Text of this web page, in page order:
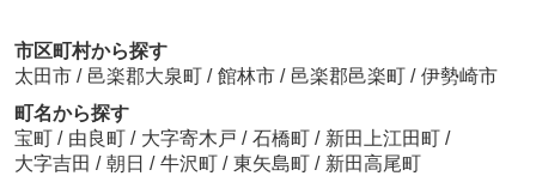
市区町村から探す
太田市 / 邑楽郡大泉町 / 館林市 / 邑楽郡邑楽町 / 伊勢崎市
町名から探す
宝町 / 由良町 / 大字寄木戸 / 石橋町 / 新田上江田町 /
大字吉田 / 朝日 / 牛沢町 / 東矢島町 / 新田高尾町